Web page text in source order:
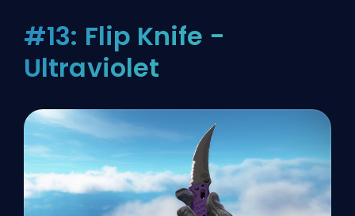
#13: Flip Knife -
Ultraviolet